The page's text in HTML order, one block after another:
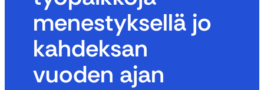
menestyksellä jo
kahdeksan
vuoden ajan